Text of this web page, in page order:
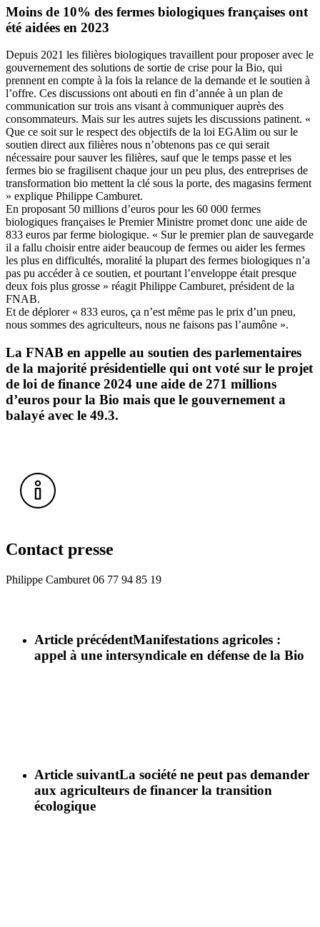
Moins de 10% des fermes biologiques françaises ont
été aidées en 2023
Depuis 2021 les filières biologiques travaillent pour proposer avec le
gouvernement des solutions de sortie de crise pour la Bio, qui
prennent en compte à la fois la relance de la demande et le soutien à
l’offre. Ces discussions ont abouti en fin d’année à un plan de
communication sur trois ans visant à communiquer auprès des
consommateurs. Mais sur les autres sujets les discussions patinent. «
Que ce soit sur le respect des objectifs de la loi EGAlim ou sur le
soutien direct aux filières nous n’obtenons pas ce qui serait
nécessaire pour sauver les filières, sauf que le temps passe et les
fermes bio se fragilisent chaque jour un peu plus, des entreprises de
transformation bio mettent la clé sous la porte, des magasins ferment
» explique Philippe Camburet.
En proposant 50 millions d’euros pour les 60 000 fermes
biologiques françaises le Premier Ministre promet donc une aide de
833 euros par ferme biologique. « Sur le premier plan de sauvegarde
il a fallu choisir entre aider beaucoup de fermes ou aider les fermes
les plus en difficultés, moralité la plupart des fermes biologiques n’a
pas pu accéder à ce soutien, et pourtant l’enveloppe était presque
deux fois plus grosse » réagit Philippe Camburet, président de la
FNAB.
Et de déplorer « 833 euros, ça n’est même pas le prix d’un pneu,
nous sommes des agriculteurs, nous ne faisons pas l’aumône ».
La FNAB en appelle au soutien des parlementaires
de la majorité présidentielle qui ont voté sur le projet
de loi de finance 2024 une aide de 271 millions
d’euros pour la Bio mais que le gouvernement a
balayé avec le 49.3.
Contact presse
Philippe Camburet 06 77 94 85 19
Article précédentManifestations agricoles :
appel à une intersyndicale en défense de la Bio
Article suivantLa société ne peut pas demander
aux agriculteurs de financer la transition
écologique